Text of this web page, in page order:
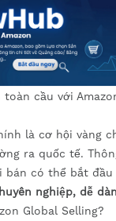
cầu với
là cơ hội vàng
ra quốc tế.
bán có thể bắt
nghiệp, dễ
Global Selling?